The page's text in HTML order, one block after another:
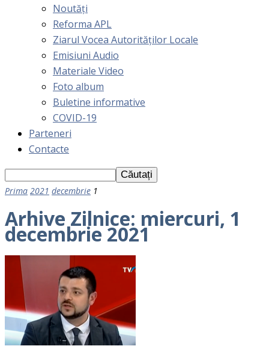
Noutăți
Reforma APL
Ziarul Vocea Autorităților Locale
Emisiuni Audio
Materiale Video
Foto album
Buletine informative
COVID-19
Parteneri
Contacte
Prima 2021 decembrie 1
Arhive Zilnice: miercuri, 1
decembrie 2021